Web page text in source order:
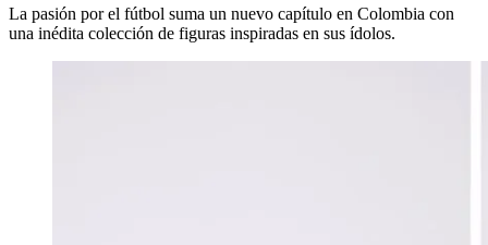
La pasión por el fútbol suma un nuevo capítulo en Colombia con
una inédita colección de figuras inspiradas en sus ídolos.